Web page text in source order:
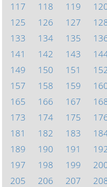
117
118 119
125
126 127
133
134 135
141
142 143
149
150 151
157
158 159
165
166 167
173
174 175
181
182 183
189
190 191
197
198 199
205
206 207